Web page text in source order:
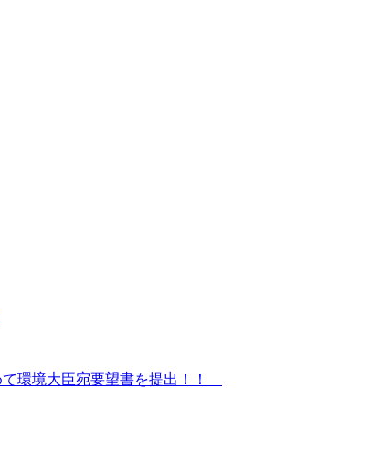
て環境大臣宛要望書を提出！！